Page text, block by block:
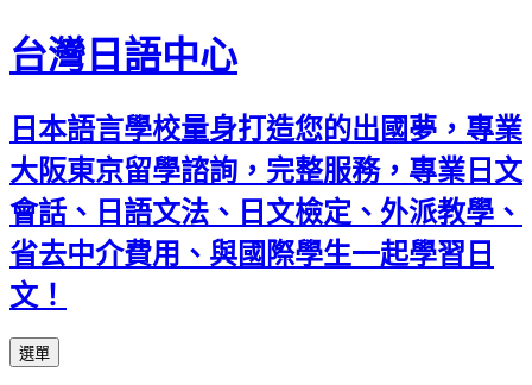
台灣日語中心
日本語言學校量身打造您的出國夢，專業
大阪東京留學諮詢，完整服務，專業日文
會話、日語文法、日文檢定、外派教學、
省去中介費用、與國際學生一起學習日
文！
選單